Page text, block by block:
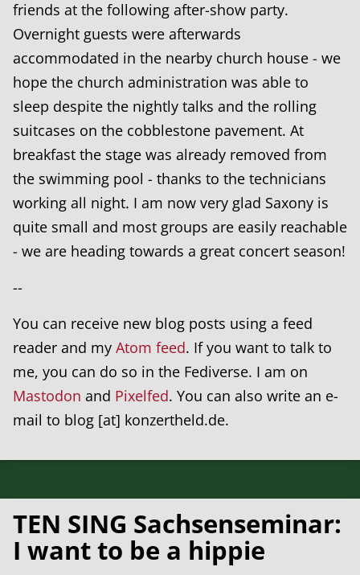
friends at the following after-show party.
Overnight guests were afterwards
accommodated in the nearby church house - we
hope the church administration was able to
sleep despite the nightly talks and the rolling
suitcases on the cobblestone pavement. At
breakfast the stage was already removed from
the swimming pool - thanks to the technicians
working all night. I am now very glad Saxony is
quite small and most groups are easily reachable
- we are heading towards a great concert season!
--
You can receive new blog posts using a feed
reader and my Atom feed. If you want to talk to
me, you can do so in the Fediverse. I am on
Mastodon and Pixelfed. You can also write an e-
mail to blog [at] konzertheld.de.
TEN SING Sachsenseminar:
I want to be a hippie